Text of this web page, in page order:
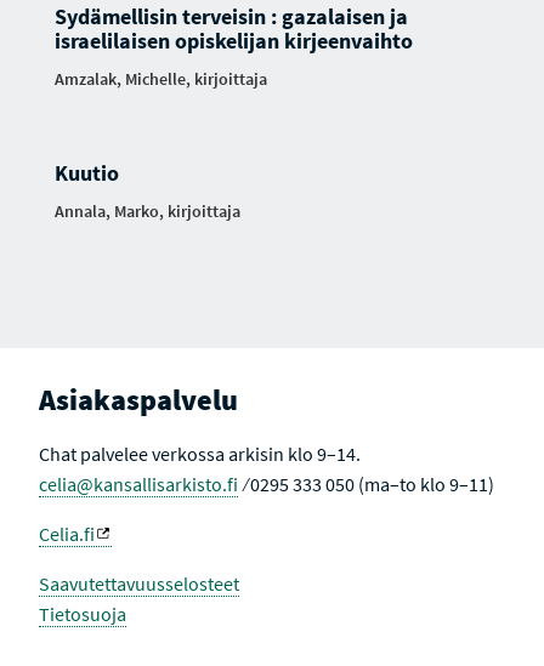
Sydämellisin terveisin : gazalaisen ja
israelilaisen opiskelijan kirjeenvaihto
Amzalak, Michelle, kirjoittaja
Kuutio
Annala, Marko, kirjoittaja
Asiakaspalvelu
Chat palvelee verkossa arkisin klo 9–14.
celia@kansallisarkisto.fi ⁄ 0295 333 050 (ma–to klo 9–11)
Celia.fi
Saavutettavuusselosteet
Tietosuoja